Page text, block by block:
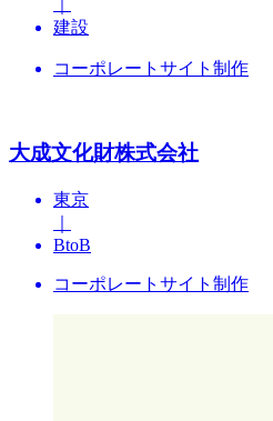
建設
コーポレートサイト制作
大成文化財株式会社
東京
BtoB
コーポレートサイト制作